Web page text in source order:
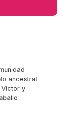
ancestral
Victor y